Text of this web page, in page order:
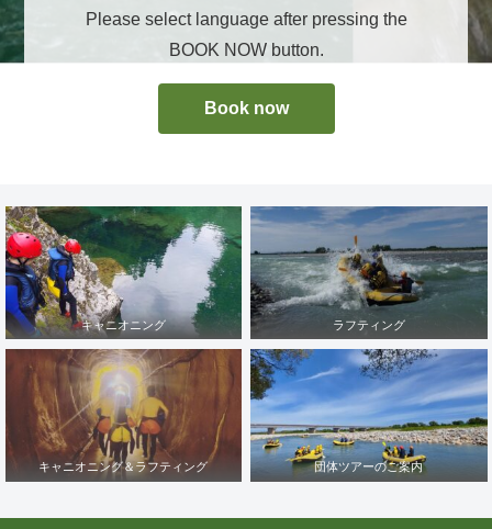
Please select language after pressing the
BOOK NOW button.
Book now
キャニオニング ラフティング
キャニオニング＆ラフティング 団体ツアーのご案内